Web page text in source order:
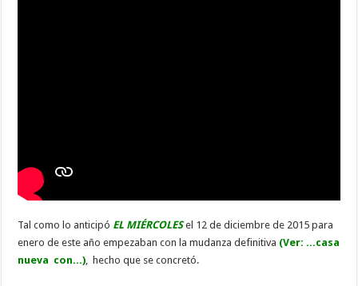
Tal como lo anticipó EL MIÉRCOLESel 12 de diciembre de 2015 para
enero de este año empezaban con la mudanza definitiva (Ver: ...casa
nueva con...) , hecho que se concretó.